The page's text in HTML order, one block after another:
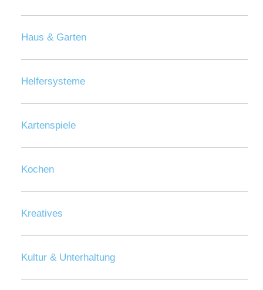
Haus & Garten
Helfersysteme
Kartenspiele
Kochen
Kreatives
Kultur & Unterhaltung